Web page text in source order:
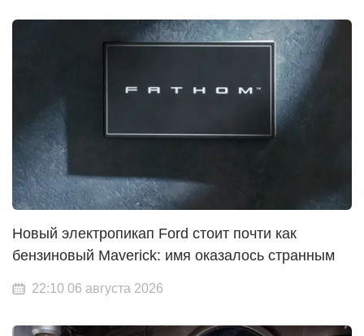
Новый электропикап Ford стоит почти как
бензиновый Maverick: имя оказалось странным
22:10 06 августа 2026